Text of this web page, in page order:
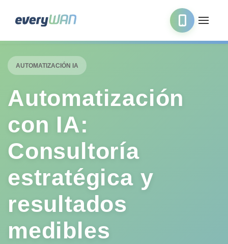
AUTOMATIZACIÓN IA
Automatización
con IA:
Consultoría
estratégica y
resultados
medibles